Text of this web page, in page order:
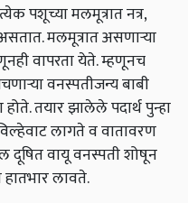
पशूच्या मलमूत्रात नत्र,
मलमूत्रात असणाऱ्या
वापरता येते. म्हणूनच
वनस्पतीजन्य बाबी
होते. तयार झालेले पदार्थ पुन्हा
लागते व वातावरण
दूषित वायू वनस्पती शोषून
लावते.